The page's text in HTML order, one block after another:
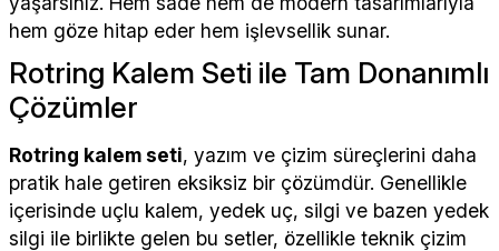
hem göze hitap eder hem işlevsellik sunar.
Rotring Kalem Seti ile Tam Donanımlı
Çözümler
Rotring kalem seti, yazım ve çizim süreçlerini daha
pratik hale getiren eksiksiz bir çözümdür. Genellikle
içerisinde uçlu kalem, yedek uç, silgi ve bazen yedek
silgi ile birlikte gelen bu setler, özellikle teknik çizim